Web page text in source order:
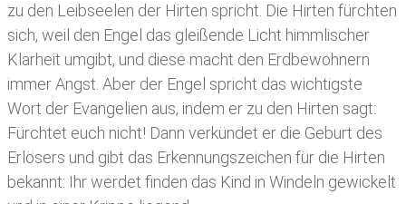
zu den Leibseelen der Hirten spricht. Die Hirten fürchten
sich, weil den Engel das gleißende Licht himmlischer
Klarheit umgibt, und diese macht den Erdbewohnern
immer Angst. Aber der Engel spricht das wichtigste
Wort der Evangelien aus, indem er zu den Hirten sagt:
Fürchtet euch nicht! Dann verkündet er die Geburt des
Erlösers und gibt das Erkennungszeichen für die Hirten
bekannt: Ihr werdet finden das Kind in Windeln gewickelt